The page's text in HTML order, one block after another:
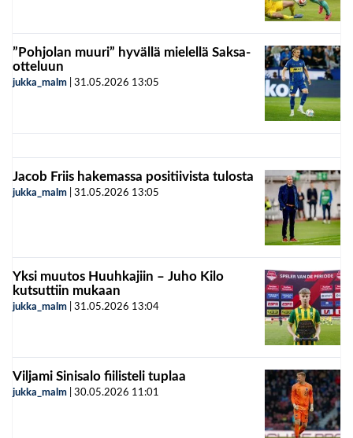
”Pohjolan muuri” hyvällä mielellä Saksa-
otteluun
jukka_malm 31.05.2026 13:05
Jacob Friis hakemassa positiivista tulosta
jukka_malm 31.05.2026 13:05
Yksi muutos Huuhkajiin – Juho Kilo
kutsuttiin mukaan
jukka_malm 31.05.2026 13:04
Viljami Sinisalo fiilisteli tuplaa
jukka_malm 30.05.2026 11:01